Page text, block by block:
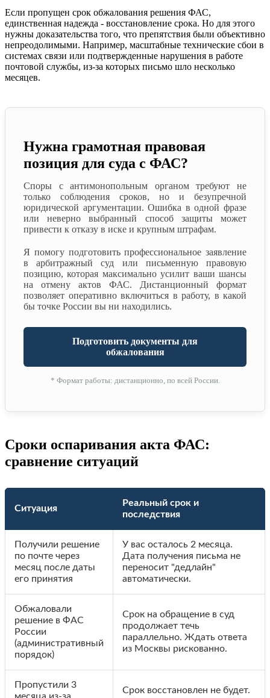
Если пропущен срок обжалования решения ФАС,
единственная надежда - восстановление срока. Но для этого
нужны доказательства того, что препятствия были объективно
непреодолимыми. Например, масштабные технические сбои в
системах связи или подтвержденные нарушения в работе
почтовой службы, из-за которых письмо шло несколько
месяцев.
Нужна грамотная правовая
позиция для суда с ФАС?
Споры с антимонопольным органом требуют не
только соблюдения сроков, но и безупречной
юридической аргументации. Ошибка в одной фразе
или неверно выбранный способ защиты может
привести к отказу в иске и крупным штрафам.
Я помогу подготовить профессиональное заявление
в арбитражный суд или письменную правовую
позицию, которая максимально усилит ваши шансы
на отмену актов ФАС. Дистанционный формат
позволяет оперативно включиться в работу, в какой
бы точке России вы ни находились.
Подготовить документы для
обжалования
* Формат работы: дистанционно, по всей России.
Сроки оспаривания акта ФАС:
сравнение ситуаций
Ситуация
Реальный срок и
последствия
Получили решение
по почте через
месяц после даты
его принятия
У вас осталось 2 месяца.
Дата получения письма не
переносит "дедлайн"
автоматически.
Обжаловали
решение в ФАС
России
(административный
порядок)
Срок на обращение в суд
продолжает течь
параллельно. Ждать ответа
из Москвы рискованно.
Пропустили 3
месяца из-за
Срок восстановлен не будет.